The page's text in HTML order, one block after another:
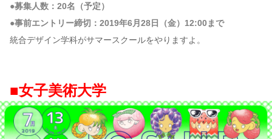
●募集人数：20名（予定）
●事前エントリー締切：2019年6月28日（金）12:00まで
統合デザイン学科がサマースクールをやりますよ。
■女子美術大学